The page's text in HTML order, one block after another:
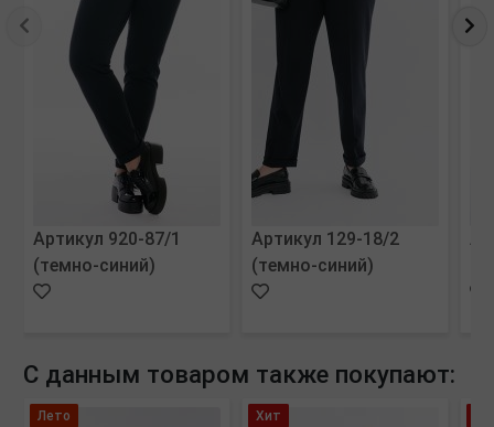
Артикул 920-87/1
(темно-синий)
Артикул 129-18/2
(темно-синий)
С данным товаром также покупают:
Лето Хит